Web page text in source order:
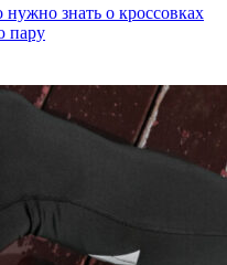
нужно знать о кроссовках
пару